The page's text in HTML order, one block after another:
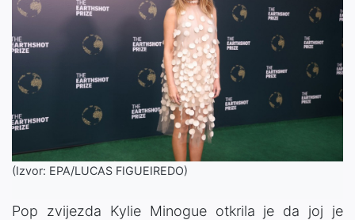
(Izvor: EPA/LUCAS FIGUEIREDO)
Pop zvijezda Kylie Minogue otkrila je da joj je